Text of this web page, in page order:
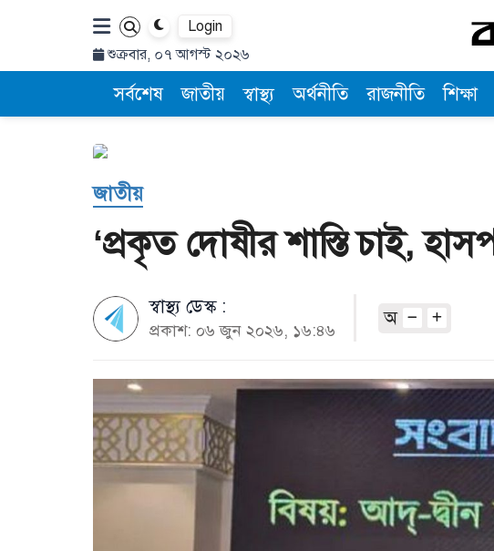
Login
শুক্রবার, ০৭ আগস্ট ২০২৬
সর্বশেষ জাতীয় স্বাস্থ্য অর্থনীতি রাজনীতি শিক্ষা
জাতীয়
‘প্রকৃত দোষীর শাস্তি চাই,
স্বাস্থ্য ডেস্ক :
প্রকাশ: ০৬ জুন ২০২৬, ১৬:৪৬
অ